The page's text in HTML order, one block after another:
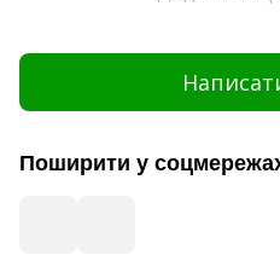
Поширити у